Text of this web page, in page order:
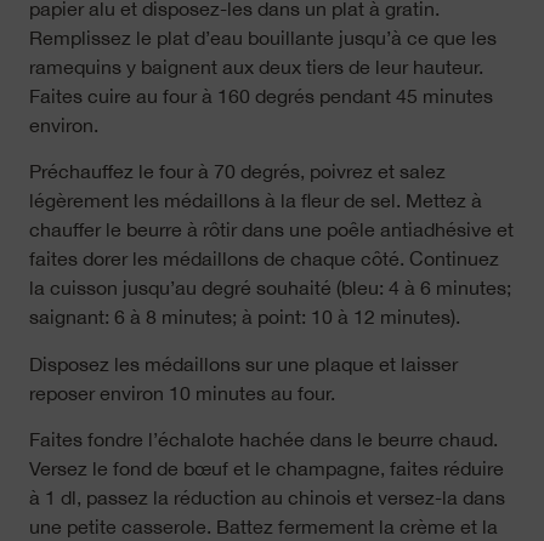
papier alu et disposez-les dans un plat à gratin.
Remplissez le plat d’eau bouillante jusqu’à ce que les
ramequins y baignent aux deux tiers de leur hauteur.
Faites cuire au four à 160 degrés pendant 45 minutes
environ.
Préchauffez le four à 70 degrés, poivrez et salez
légèrement les médaillons à la fleur de sel. Mettez à
chauffer le beurre à rôtir dans une poêle antiadhésive et
faites dorer les médaillons de chaque côté. Continuez
la cuisson jusqu’au degré souhaité (bleu: 4 à 6 minutes;
saignant: 6 à 8 minutes; à point: 10 à 12 minutes).
Disposez les médaillons sur une plaque et laisser
reposer environ 10 minutes au four.
Faites fondre l’échalote hachée dans le beurre chaud.
Versez le fond de bœuf et le champagne, faites réduire
à 1 dl, passez la réduction au chinois et versez-la dans
une petite casserole. Battez fermement la crème et la